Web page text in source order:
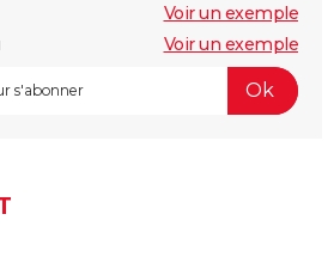
Voir un exemple
Voir un exemple